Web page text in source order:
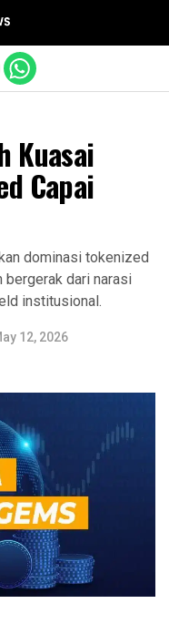
Kuasai
Capai
dominasi tokenized
bergerak dari narasi
institusional.
12, 2026